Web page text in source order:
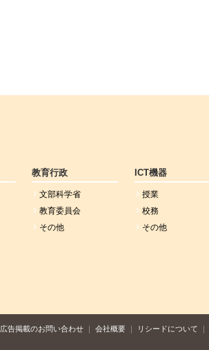
教育行政
文部科学省
教育委員会
その他
ICT機器
授業
校務
その他
広告掲載のお問い合わせ 会社概要 リシードについて